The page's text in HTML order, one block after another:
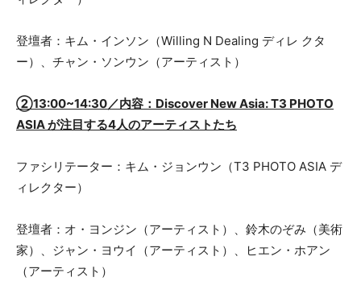
登壇者：キム・インソン（Willing N Dealing ディレ クタ
ー）、チャン・ソンウン（アーティスト）
②13:00~14:30／内容：Discover New Asia: T3 PHOTO
ASIA が注目する4人のアーティストたち
ファシリテーター：キム・ジョンウン（T3 PHOTO ASIA デ
ィレクター）
登壇者：オ・ヨンジン（アーティスト）、鈴木のぞみ（美術
家）、ジャン・ヨウイ（アーティスト）、ヒエン・ホアン
（アーティスト）